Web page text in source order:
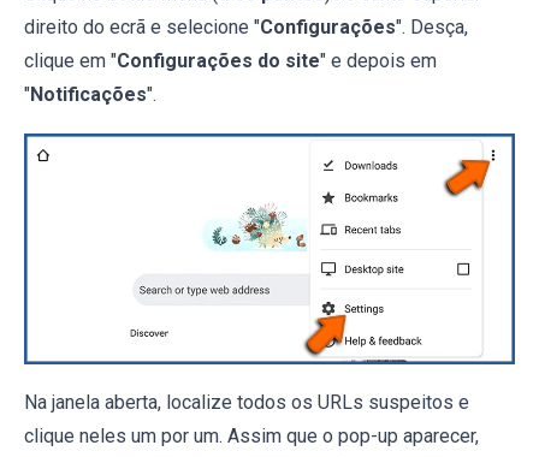
direito do ecrã e selecione "Configurações". Desça,
clique em "Configurações do site" e depois em
"Notificações".
Na janela aberta, localize todos os URLs suspeitos e
clique neles um por um. Assim que o pop-up aparecer,